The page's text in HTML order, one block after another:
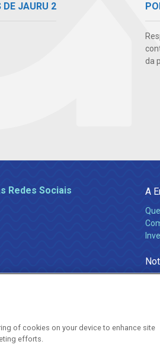
DE JAURU 2
da
Redes Sociais A
Copyright ® 2026
of cookies on your device to enhance site
efforts.